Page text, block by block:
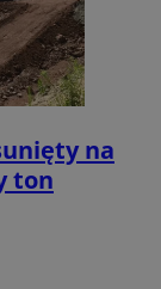
na
ton